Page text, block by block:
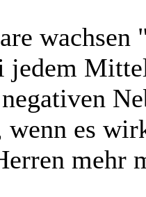
wenn es
mehr